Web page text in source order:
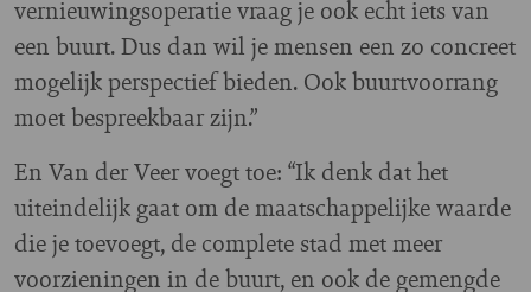
vernieuwingsoperatie vraag je ook echt iets van
een buurt. Dus dan wil je mensen een zo concreet
mogelijk perspectief bieden. Ook buurtvoorrang
moet bespreekbaar zijn.”
En Van der Veer voegt toe: “Ik denk dat het
uiteindelijk gaat om de maatschappelijke waarde
die je toevoegt, de complete stad met meer
voorzieningen in de buurt, en ook de gemengde